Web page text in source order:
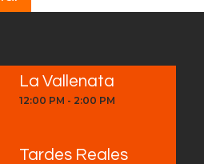
La Vallenata
12:00 PM - 2:00 PM
Tardes Reales